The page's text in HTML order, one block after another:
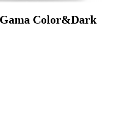
Color&Dark